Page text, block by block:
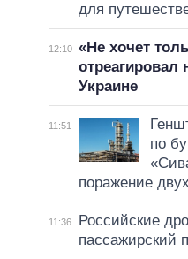
для
12:10 «Не хочет
отреагировал
Украине
11:51
по
поражение
11:36
Российские
пассажирский